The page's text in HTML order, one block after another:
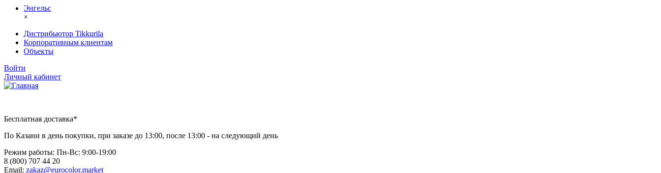
Энгельс
×
Дистрибьютор Tikkurila
Корпоративным клиентам
Объекты
Войти
Личный кабинет
Бесплатная доставка*
По Казани в день покупки, при заказе до 13:00, после 13:00 - на следующий день
Режим работы: Пн-Вc: 9:00-19:00
8 (800) 707 44 20
Email: zakaz@eurocolor.market